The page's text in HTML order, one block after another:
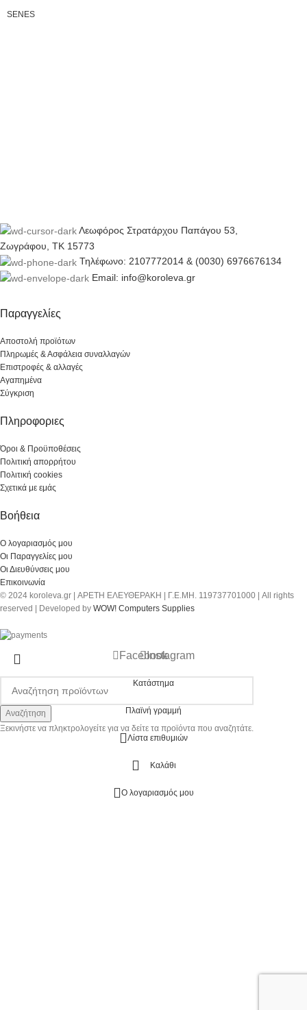
SENES
Λεωφόρος Στρατάρχου Παπάγου 53,
Ζωγράφου, ΤΚ 15773
Τηλέφωνο: 2107772014 & (0030) 6976676134
Email: info@koroleva.gr
Παραγγελίες
Αποστολή προϊότων
Πληρωμές & Ασφάλεια συναλλαγών
Επιστροφές & αλλαγές
Αγαπημένα
Σύγκριση
Πληροφοριες
Όροι & Προϋποθέσεις
Πολιτική απορρήτου
Πολιτική cookies
Σχετικά με εμάς
Βοήθεια
Ο λογαριασμός μου
Οι Παραγγελίες μου
Οι Διευθύνσεις μου
Επικοινωνία
© 2024 koroleva.gr | ΑΡΕΤΗ ΕΛΕΥΘΕΡΑΚΗ | Γ.Ε.ΜΗ. 119737701000 | All rights
reserved | Developed by WOW! Computers Supplies
Αναζήτηση
Ξεκινήστε να πληκτρολογείτε για να δείτε τα προϊόντα που αναζητάτε.
FacebookInstagram
Κατάστημα
Πλαϊνή γραμμή
Λίστα επιθυμιών
Καλάθι
Ο λογαριασμός μου